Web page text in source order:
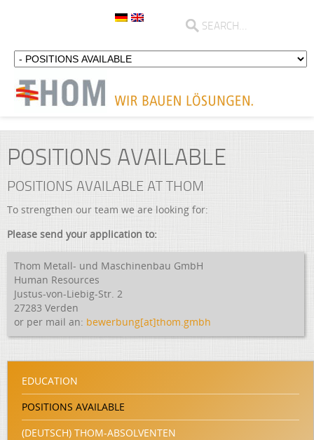
POSITIONS AVAILABLE
POSITIONS AVAILABLE AT THOM
To streng­t­hen our team we are loo­king for:
Plea­se send your app­li­ca­ti­on to:
Thom Metall‐ und Maschi­nen­bau GmbH
Human Resour­ces
Justus‐von‐Liebig‐Str. 2
27283 Ver­den
or per mail an: bewerbung[at]thom.gmbh
EDUCATION
POSITIONS AVAILABLE
(DEUTSCH) THOM‐ABSOLVENTEN